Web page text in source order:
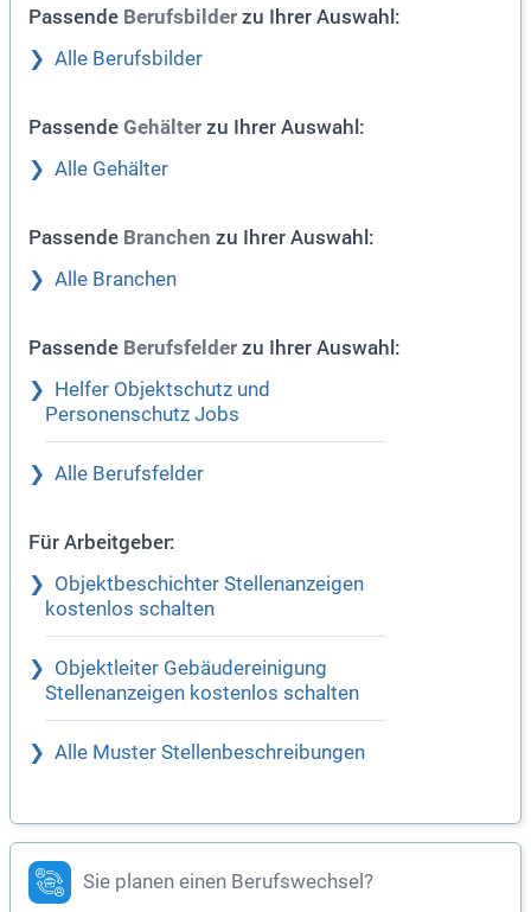
Passende Berufsbilder zu Ihrer Auswahl:
Alle Berufsbilder
Passende Gehälter zu Ihrer Auswahl:
Alle Gehälter
Passende Branchen zu Ihrer Auswahl:
Alle Branchen
Passende Berufsfelder zu Ihrer Auswahl:
Helfer Objektschutz und
Personenschutz Jobs
Alle Berufsfelder
Für Arbeitgeber:
Objektbeschichter Stellenanzeigen
kostenlos schalten
Objektleiter Gebäudereinigung
Stellenanzeigen kostenlos schalten
Alle Muster Stellenbeschreibungen
Sie planen einen Berufswechsel?